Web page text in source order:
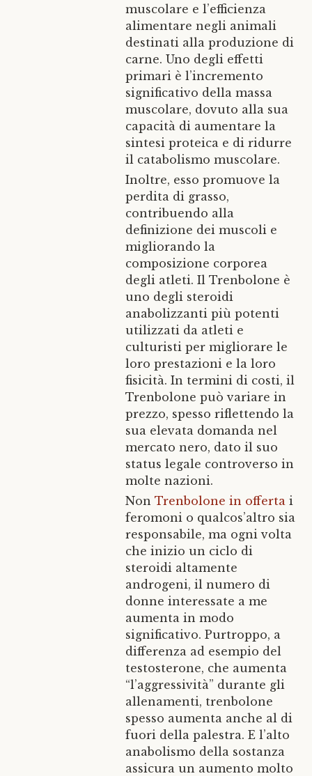
muscolare e l’efficienza
alimentare negli animali
destinati alla produzione di
carne. Uno degli effetti
primari è l’incremento
significativo della massa
muscolare, dovuto alla sua
capacità di aumentare la
sintesi proteica e di ridurre
il catabolismo muscolare.
Inoltre, esso promuove la
perdita di grasso,
contribuendo alla
definizione dei muscoli e
migliorando la
composizione corporea
degli atleti. Il Trenbolone è
uno degli steroidi
anabolizzanti più potenti
utilizzati da atleti e
culturisti per migliorare le
loro prestazioni e la loro
fisicità. In termini di costi, il
Trenbolone può variare in
prezzo, spesso riflettendo la
sua elevata domanda nel
mercato nero, dato il suo
status legale controverso in
molte nazioni.
Non Trenbolone in offerta i
feromoni o qualcos’altro sia
responsabile, ma ogni volta
che inizio un ciclo di
steroidi altamente
androgeni, il numero di
donne interessate a me
aumenta in modo
significativo. Purtroppo, a
differenza ad esempio del
testosterone, che aumenta
“l’aggressività” durante gli
allenamenti, trenbolone
spesso aumenta anche al di
fuori della palestra. E l’alto
anabolismo della sostanza
assicura un aumento molto